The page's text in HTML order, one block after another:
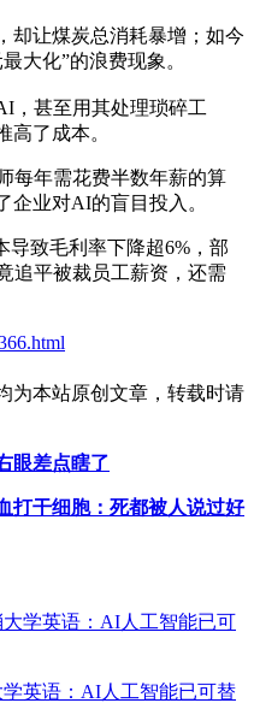
却让煤炭总消耗暴增；如今
大化”的浪费现象。
，甚至用其处理琐碎工
高了成本。
每年需花费半数年薪的算
企业对AI的盲目投入。
导致毛利率下降超6%，部
追平被裁员工薪资，还需
为本站原创文章，转载时请
眼差点瞎了
打干细胞：死都被人说过好
英语：AI人工智能已可替